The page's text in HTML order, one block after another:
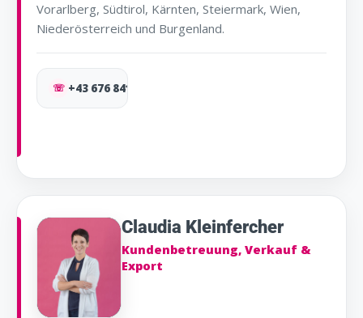
Vorarlberg, Südtirol, Kärnten, Steiermark, Wien,
Niederösterreich und Burgenland.
☏ +43 676 841 577 103
Claudia Kleinfercher
Kundenbetreuung, Verkauf &
Export